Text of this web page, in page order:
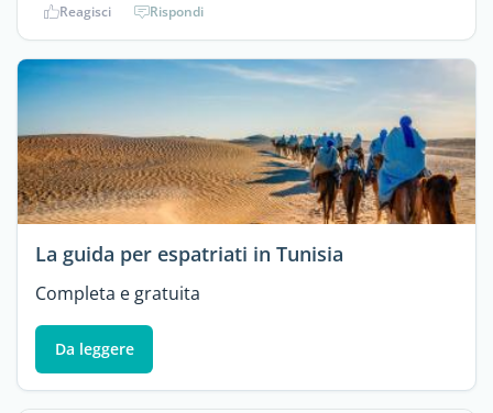
Reagisci Rispondi
La guida per espatriati in Tunisia
Completa e gratuita
Da leggere